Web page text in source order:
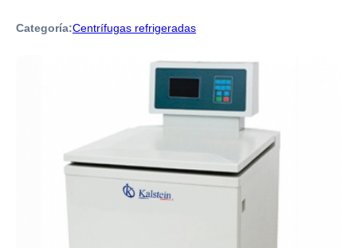
Categoría:Centrífugas refrigeradas